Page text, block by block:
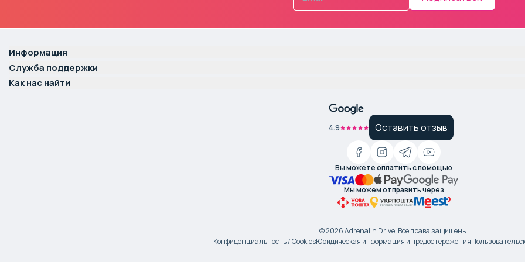
Информация
Служба поддержки
Как нас найти
4.9 Оставить отзыв
Вы можете оплатить с помощью
Мы можем отправить через
©2026Adrenalin Drive. Все права защищены.
Конфиденциальность / CookiesЮридическая информация и предостережения